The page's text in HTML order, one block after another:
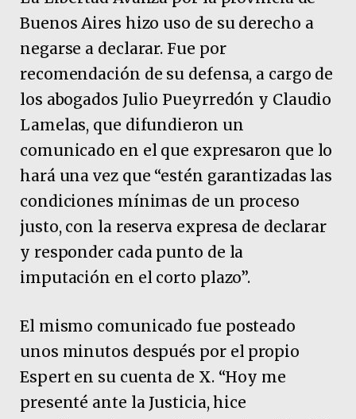
Buenos Aires hizo uso de su derecho a
negarse a declarar. Fue por
recomendación de su defensa, a cargo de
los abogados Julio Pueyrredón y Claudio
Lamelas, que difundieron un
comunicado en el que expresaron que lo
hará una vez que “estén garantizadas las
condiciones mínimas de un proceso
justo, con la reserva expresa de declarar
y responder cada punto de la
imputación en el corto plazo”.
El mismo comunicado fue posteado
unos minutos después por el propio
Espert en su cuenta de X. “Hoy me
presenté ante la Justicia, hice